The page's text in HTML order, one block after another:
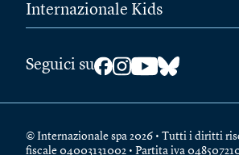
Internazionale Kids
Seguici su
© Internazionale spa 2026 • Tutti i diritti
fiscale 04003131002 • Partita iva